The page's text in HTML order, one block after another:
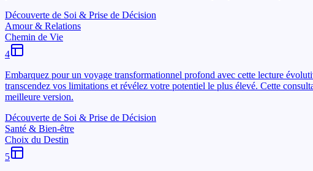
Découverte de Soi & Prise de Décision
Amour & Relations
Chemin de Vie
4
Embarquez pour un voyage transformationnel profond avec cette lecture
transcendez vos limitations et révélez votre potentiel le plus élevé. Cette
meilleure version.
Découverte de Soi & Prise de Décision
Santé & Bien-être
Choix du Destin
5